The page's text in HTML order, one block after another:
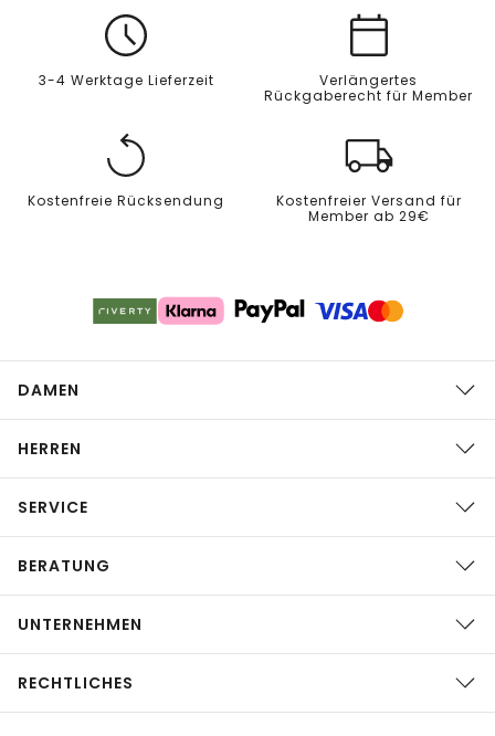
3-4 Werktage Lieferzeit
Verlängertes
Rückgaberecht für Member
Kostenfreie Rücksendung
Kostenfreier Versand für
Member ab 29€
DAMEN
HERREN
SERVICE
BERATUNG
UNTERNEHMEN
RECHTLICHES